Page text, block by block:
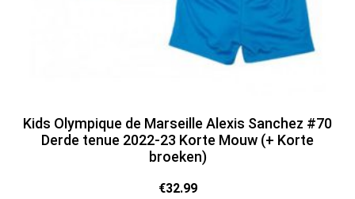
Kids Olympique de Marseille Alexis Sanchez #70
Derde tenue 2022-23 Korte Mouw (+ Korte
broeken)
€32.99